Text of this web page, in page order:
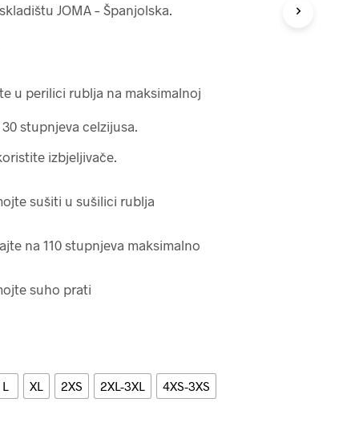
JOMA – Španjolska.
u perilici rublja na maksimalnoj
stupnjeva celzijusa.
izbjeljivače.
sušiti u sušilici rublja
na 110 stupnjeva maksimalno
suho prati
L XL 2XS 2XL-3XL
4XS-3XS